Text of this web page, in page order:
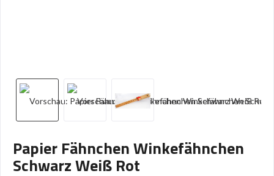
Papier Fähnchen Winkefähnchen
Schwarz Weiß Rot